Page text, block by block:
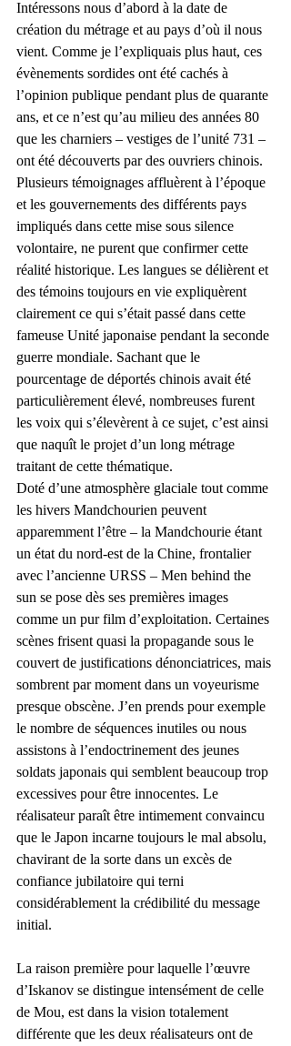
Intéressons nous d’abord à la date de
création du métrage et au pays d’où il nous
vient. Comme je l’expliquais plus haut, ces
évènements sordides ont été cachés à
l’opinion publique pendant plus de quarante
ans, et ce n’est qu’au milieu des années 80
que les charniers – vestiges de l’unité 731 –
ont été découverts par des ouvriers chinois.
Plusieurs témoignages affluèrent à l’époque
et les gouvernements des différents pays
impliqués dans cette mise sous silence
volontaire, ne purent que confirmer cette
réalité historique. Les langues se délièrent et
des témoins toujours en vie expliquèrent
clairement ce qui s’était passé dans cette
fameuse Unité japonaise pendant la seconde
guerre mondiale. Sachant que le
pourcentage de déportés chinois avait été
particulièrement élevé, nombreuses furent
les voix qui s’élevèrent à ce sujet, c’est ainsi
que naquît le projet d’un long métrage
traitant de cette thématique.
Doté d’une atmosphère glaciale tout comme
les hivers Mandchourien peuvent
apparemment l’être – la Mandchourie étant
un état du nord-est de la Chine, frontalier
avec l’ancienne URSS – Men behind the
sun se pose dès ses premières images
comme un pur film d’exploitation. Certaines
scènes frisent quasi la propagande sous le
couvert de justifications dénonciatrices, mais
sombrent par moment dans un voyeurisme
presque obscène. J’en prends pour exemple
le nombre de séquences inutiles ou nous
assistons à l’endoctrinement des jeunes
soldats japonais qui semblent beaucoup trop
excessives pour être innocentes. Le
réalisateur paraît être intimement convaincu
que le Japon incarne toujours le mal absolu,
chavirant de la sorte dans un excès de
confiance jubilatoire qui terni
considérablement la crédibilité du message
initial.
La raison première pour laquelle l’œuvre
d’Iskanov se distingue intensément de celle
de Mou, est dans la vision totalement
différente que les deux réalisateurs ont de